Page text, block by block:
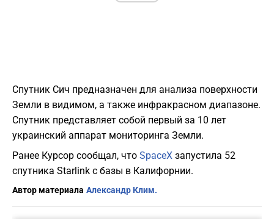
Спутник Сич предназначен для анализа поверхности
Земли в видимом, а также инфракрасном диапазоне.
Спутник представляет собой первый за 10 лет
украинский аппарат мониторинга Земли.
Ранее Курсор сообщал, что SpaceX запустила 52
спутника Starlink с базы в Калифорнии.
Автор материала Александр Клим.